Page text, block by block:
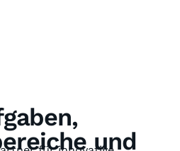
und